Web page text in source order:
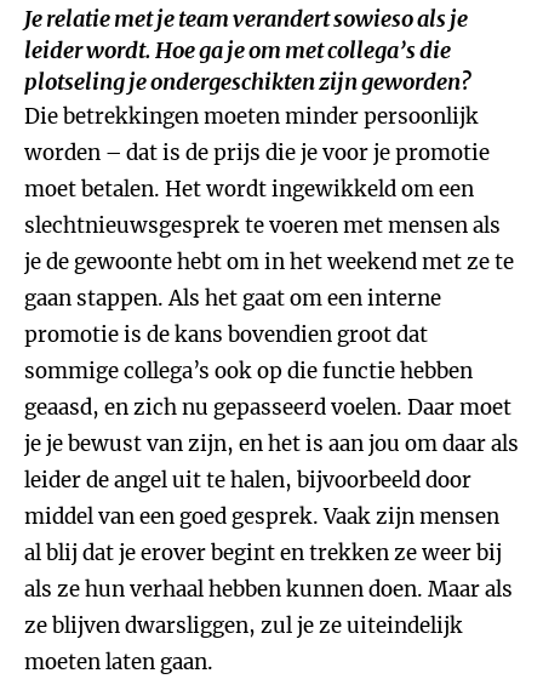
Je relatie met je team verandert sowieso als je
leider wordt. Hoe ga je om met collega’s die
plotseling je ondergeschikten zijn geworden?
Die betrekkingen moeten minder persoonlijk
worden – dat is de prijs die je voor je promotie
moet betalen. Het wordt ingewikkeld om een
slechtnieuwsgesprek te voeren met mensen als
je de gewoonte hebt om in het weekend met ze te
gaan stappen. Als het gaat om een interne
promotie is de kans bovendien groot dat
sommige collega’s ook op die functie hebben
geaasd, en zich nu gepasseerd voelen. Daar moet
je je bewust van zijn, en het is aan jou om daar als
leider de angel uit te halen, bijvoorbeeld door
middel van een goed gesprek. Vaak zijn mensen
al blij dat je erover begint en trekken ze weer bij
als ze hun verhaal hebben kunnen doen. Maar als
ze blijven dwarsliggen, zul je ze uiteindelijk
moeten laten gaan.